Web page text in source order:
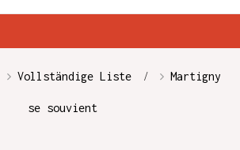
Vollständige Liste Martigny
se souvient